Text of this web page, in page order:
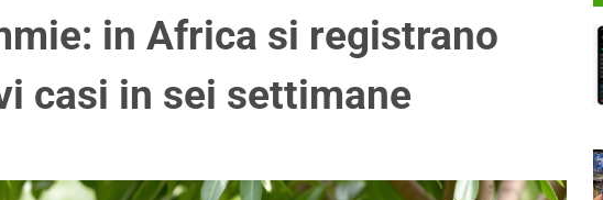
in Africa si registrano
casi in sei settimane